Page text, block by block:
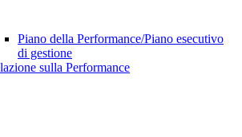
Piano della Performance/Piano esecutivo
di gestione
sulla Performance